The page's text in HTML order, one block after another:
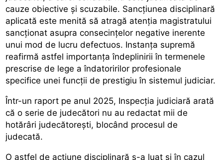
cauze obiective și scuzabile. Sancțiunea disciplinară
aplicată este menită să atragă atenția magistratului
sancționat asupra consecințelor negative inerente
unui mod de lucru defectuos. Instanța supremă
reafirmă astfel importanța îndeplinirii în termenele
prescrise de lege a îndatoririlor profesionale
specifice unei funcții de prestigiu în sistemul judiciar.
Într-un raport pe anul 2025, Inspecția judiciară arată
că o serie de judecători nu au redactat mii de
hotărâri judecătorești, blocând procesul de
judecată.
O astfel de acțiune disciplinară s-a luat și în cazul